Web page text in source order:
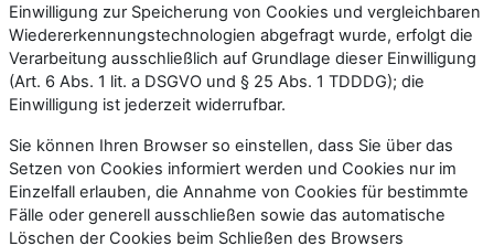
Einwilligung zur Speicherung von Cookies und vergleichbaren
Wiedererkennungstechnologien abgefragt wurde, erfolgt die
Verarbeitung ausschließlich auf Grundlage dieser Einwilligung
(Art. 6 Abs. 1 lit. a DSGVO und § 25 Abs. 1 TDDDG); die
Einwilligung ist jederzeit widerrufbar.
Sie können Ihren Browser so einstellen, dass Sie über das
Setzen von Cookies informiert werden und Cookies nur im
Einzelfall erlauben, die Annahme von Cookies für bestimmte
Fälle oder generell ausschließen sowie das automatische
Löschen der Cookies beim Schließen des Browsers